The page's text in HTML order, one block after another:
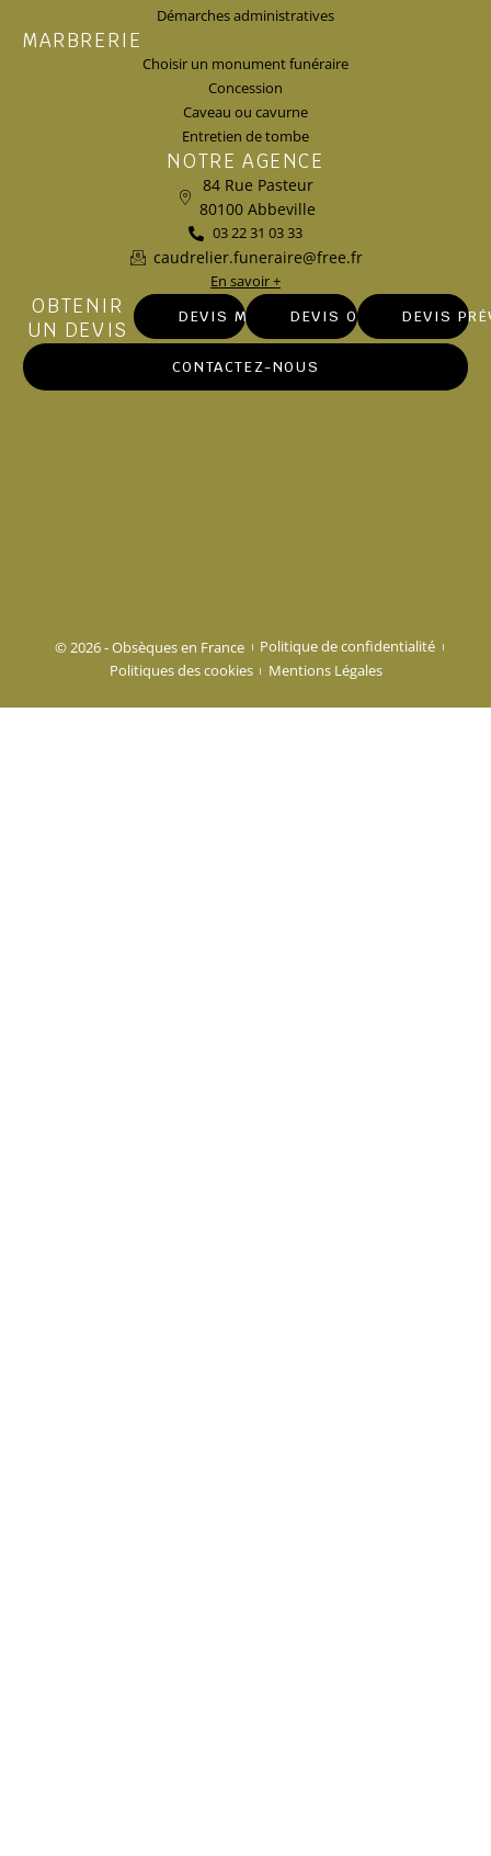
Démarches administratives
MARBRERIE
Choisir un monument funéraire
Concession
Caveau ou cavurne
Entretien de tombe
NOTRE AGENCE
84 Rue Pasteur
80100 Abbeville
03 22 31 03 33
caudrelier.funeraire@free.fr
En savoir +
OBTENIR
UN DEVIS
DEVIS MARBRERIEDEVIS OBSÈQUES
DEVIS
CONTACTEZ-NOUS
© 2026 - Obsèques en France
Politique de confidentialité
Politiques des cookies
Mentions Légales